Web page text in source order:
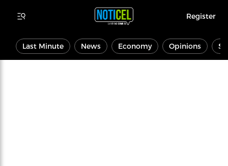
Register
Last Minute News Economy Opinions